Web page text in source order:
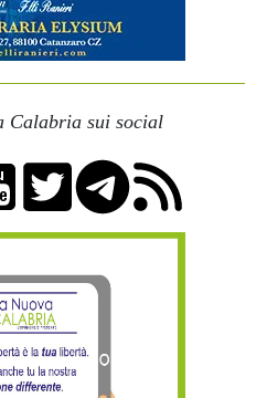
Calabria sui social